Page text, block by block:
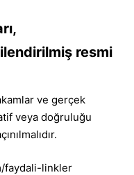
resmi
ve gerçek
veya doğruluğu
faydali-linkler